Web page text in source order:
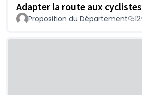
Adapter la route aux cyclistes
Proposition du Département 12